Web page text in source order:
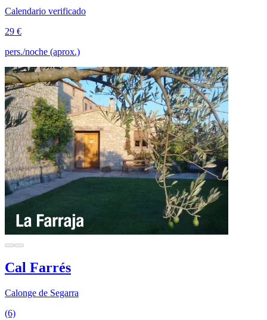
Calendario verificado
29 €
pers./noche (aprox.)
Cal Farrés
Calonge de Segarra
(6)